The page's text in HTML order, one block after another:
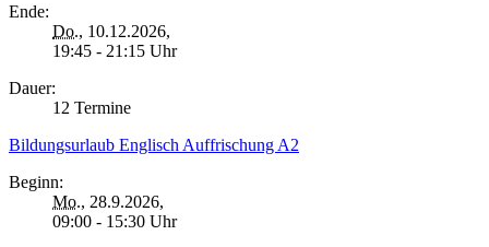
Ende:
Do., 10.12.2026,
19:45 - 21:15 Uhr
Dauer:
12 Termine
Bildungsurlaub Englisch Auffrischung A2
Beginn:
Mo., 28.9.2026,
09:00 - 15:30 Uhr